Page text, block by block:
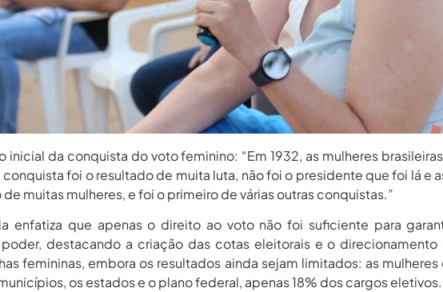
inicial da conquista do voto feminino: “Em 1932, as mulheres
foi o resultado de muita luta, não foi o presidente que foi lá e
muitas mulheres, e foi o primeiro de várias outras conquistas.”
enfatiza que apenas o direito ao voto não foi suficiente para
destacando a criação das cotas eleitorais e o direcionamento
femininas, embora os resultados ainda sejam limitados: as
os estados e o plano federal, apenas 18% dos cargos eletivos.